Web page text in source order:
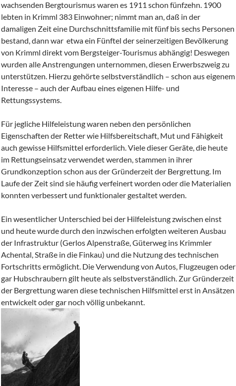
wachsenden Bergtourismus waren es 1911 schon fünfzehn. 1900
lebten in Krimml 383 Einwohner; nimmt man an, daß in der
damaligen Zeit eine Durchschnittsfamilie mit fünf bis sechs Personen
bestand, dann war etwa ein Fünftel der seinerzeitigen Bevölkerung
von Krimml direkt vom Bergsteiger-Tourismus abhängig! Deswegen
wurden alle Anstrengungen unternommen, diesen Erwerbszweig zu
unterstützen. Hierzu gehörte selbstverständlich – schon aus eigenem
Interesse – auch der Aufbau eines eigenen Hilfe- und
Rettungssystems.
Für jegliche Hilfeleistung waren neben den persönlichen
Eigenschaften der Retter wie Hilfsbereitschaft, Mut und Fähigkeit
auch gewisse Hilfsmittel erforderlich. Viele dieser Geräte, die heute
im Rettungseinsatz verwendet werden, stammen in ihrer
Grundkonzeption schon aus der Gründerzeit der Bergrettung. Im
Laufe der Zeit sind sie häufig verfeinert worden oder die Materialien
konnten verbessert und funktionaler gestaltet werden.
Ein wesentlicher Unterschied bei der Hilfeleistung zwischen einst
und heute wurde durch den inzwischen erfolgten weiteren Ausbau
der Infrastruktur (Gerlos Alpenstraße, Güterweg ins Krimmler
Achental, Straße in die Finkau) und die Nutzung des technischen
Fortschritts ermöglicht. Die Verwendung von Autos, Flugzeugen oder
gar Hubschraubern gilt heute als selbstverständlich. Zur Gründerzeit
der Bergrettung waren diese technischen Hilfsmittel erst in Ansätzen
entwickelt oder gar noch völlig unbekannt.